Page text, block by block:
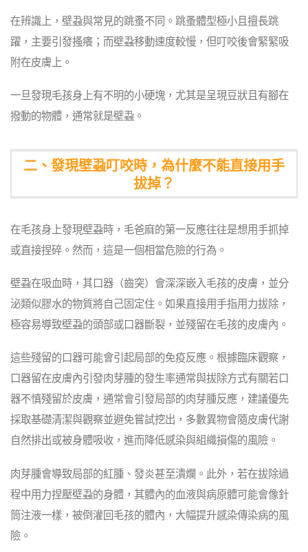
在辨識上，壁蝨與常見的跳蚤不同。跳蚤體型極小且擅長跳
躍，主要引發搔癢；而壁蝨移動速度較慢，但叮咬後會緊緊吸
附在皮膚上。
一旦發現毛孩身上有不明的小硬塊，尤其是呈現豆狀且有腳在
撥動的物體，通常就是壁蝨。
二、發現壁蝨叮咬時，為什麼不能直接用手
拔掉？
在毛孩身上發現壁蝨時，毛爸麻的第一反應往往是想用手抓掉
或直接捏碎。然而，這是一個相當危險的行為。
壁蝨在吸血時，其口器（齒突）會深深嵌入毛孩的皮膚，並分
泌類似膠水的物質將自己固定住。如果直接用手指用力拔除，
極容易導致壁蝨的頭部或口器斷裂，並殘留在毛孩的皮膚內。
這些殘留的口器可能會引起局部的免疫反應。根據臨床觀察，
口器留在皮膚內引發肉芽腫的發生率通常與拔除方式有關若口
器不慎殘留於皮膚，通常會引發局部的肉芽腫反應，建議優先
採取基礎清潔與觀察並避免嘗試挖出，多數異物會隨皮膚代謝
自然排出或被身體吸收，進而降低感染與組織損傷的風險。
肉芽腫會導致局部的紅腫、發炎甚至潰爛。此外，若在拔除過
程中用力捏壓壁蝨的身體，其體內的血液與病原體可能會像針
筒注液一樣，被倒灌回毛孩的體內，大幅提升感染傳染病的風
險。